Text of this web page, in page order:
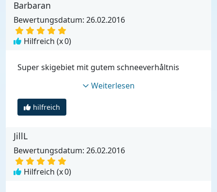
Barbaran
Bewertungsdatum: 26.02.2016
Hilfreich (x0)
Super skigebiet mit gutem schneeverhåltnis
Weiterlesen
hilfreich
JillL
Bewertungsdatum: 26.02.2016
Hilfreich (x0)